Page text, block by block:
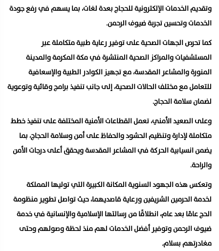
وتقديم الخدمات الإلكترونية للحجاج بعدة لغات، بما يسهم في رفع جودة
الخدمات وتحسين تجربة ضيوف الرحمن.
كما تحرص الجهات الصحية على توفير رعاية طبية متكاملة عبر
المستشفيات والمراكز الصحية المنتشرة في مكة المكرمة والمدينة
المنورة والمشاعر المقدسة، مع تجهيز الكوادر الطبية والإسعافية
للتعامل مع مختلف الحالات الصحية، إلى جانب تنفيذ برامج وقائية وتوعوية
لضمان سلامة الحجاج.
وعلى الصعيد الأمني، تعمل القطاعات الأمنية المختلفة على تنفيذ خطط
متكاملة لإدارة وتنظيم الحشود والحفاظ على أمن وسلامة الحجاج، بما
يضمن انسيابية الحركة في المشاعر المقدسة ويحقق أعلى درجات الأمن
والراحة.
وتعكس هذه الجهود السنوية المكانة الكبيرة التي توليها المملكة
لخدمة الحرمين الشريفين ورعاية قاصديهما، حيث تواصل تطوير منظومة
الحج عامًا بعد عام، انطلاقًا من رسالتها الإسلامية والإنسانية في خدمة
ضيوف الرحمن وتوفير أفضل الخدمات لهم منذ لحظة وصولهم وحتى
مغادرتهم بسلام.